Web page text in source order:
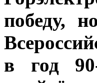
победу,
в год 90-